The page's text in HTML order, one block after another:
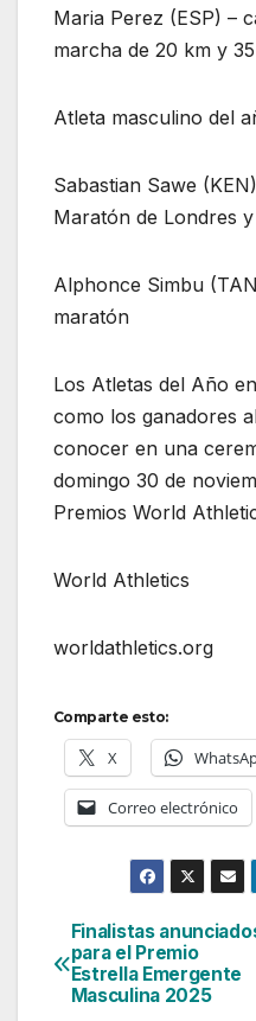
Maria Perez (ESP) –
marcha de 20 km y
Atleta masculino del
Sabastian Sawe
Maratón de Londres
Alphonce Simbu
maratón
Los Atletas del Año
como los ganadores
conocer en una
domingo 30 de
Premios World
World Athletics
worldathletics.org
Comparte esto:
X
Correo electrónico
de
Finalistas
para el Premio
Estrella Emergente
Masculina 2025